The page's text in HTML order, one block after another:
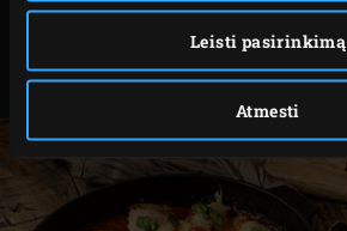
Leisti pasirinkimą
Atmesti
SKARDINĖS SU
IR KEPTOMIS